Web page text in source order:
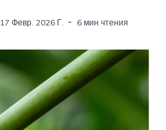
17 Февр. 2026 Г. 6 мин чтения